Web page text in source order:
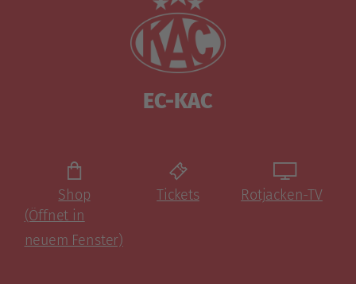
EC-KAC
Shop
(Öffnet in
neuem Fenster)
Tickets Rotjacken-TV